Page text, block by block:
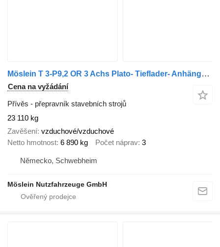
Möslein T 3-P9,2 OR 3 Achs Plato- Tieflader- Anhänger 9 m
Cena na vyžádání
Přívěs - přepravník stavebních strojů
23 110 kg
Zavěšení vzduchové/vzduchové
Netto hmotnost 6 890 kg Počet náprav 3
Německo, Schwebheim
Möslein Nutzfahrzeuge GmbH